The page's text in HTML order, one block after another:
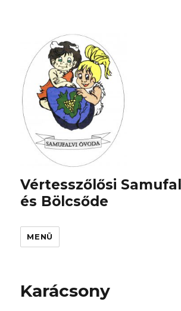
Vértesszőlősi
és Bölcsőde
MENÜ
Karácsony